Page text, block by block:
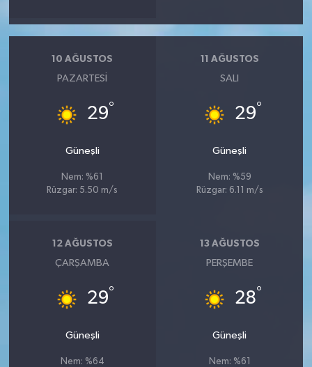
10 AĞUSTOS
PAZARTESI
29°
Güneşli
Nem: %61
Rüzgar: 5.50 m/s
11 AĞUSTOS
SALI
29°
Güneşli
Nem: %59
Rüzgar: 6.11 m/s
12 AĞUSTOS
ÇARŞAMBA
29°
Güneşli
Nem: %64
13 AĞUSTOS
PERŞEMBE
28°
Güneşli
Nem: %61